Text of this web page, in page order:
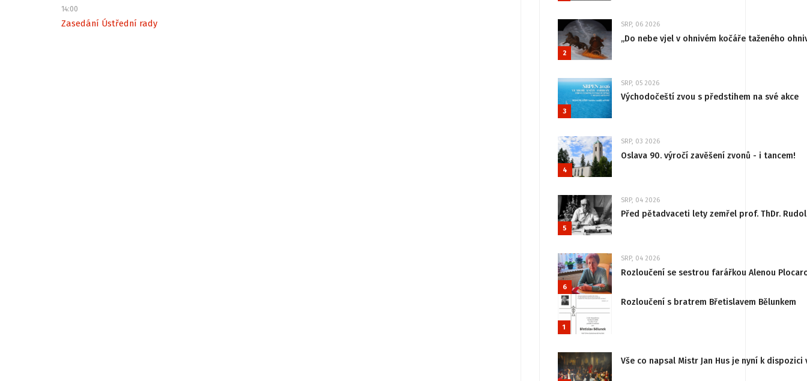
14:00
Zasedání Ústřední rady
2
SRP, 06 2026
„Do nebe vjel v ohnivém kočáře taženého
3
SRP, 05 2026
Východočeští zvou s předstihem na své akce
4
SRP, 03 2026
Oslava 90. výročí zavěšení zvonů - i tancem!
5
SRP, 04 2026
Před pětadvaceti lety zemřel prof. ThDr.
6
SRP, 04 2026
Rozloučení se sestrou farářkou Alenou
1
Rozloučení s bratrem Břetislavem Bělunkem
Vše co napsal Mistr Jan Hus je nyní k